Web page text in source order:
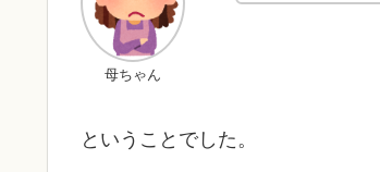
母ちゃん
ということでした。